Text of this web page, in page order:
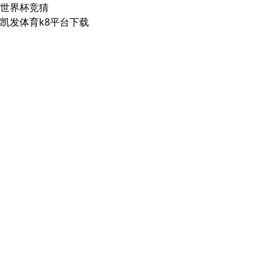
世界杯竞猜
凯发体育k8平台下载